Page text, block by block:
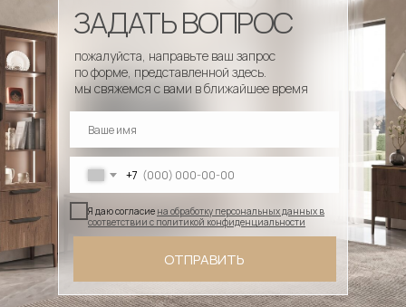
+7
Я даю согласие на обработку персональных данных в
соответствии с политикой конфиденциальности
ОТПРАВИТЬ
пожалуйста, направьте ваш запрос
по форме, представленной здесь.
мы свяжемся с вами в ближайшее время
ЗАДАТЬ ВОПРОС